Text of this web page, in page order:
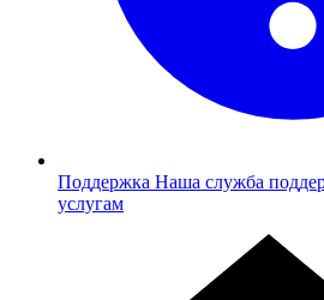
Поддержка Наша служба
услугам